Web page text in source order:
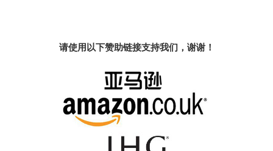
请使用以下赞助链接支持我们，谢谢！